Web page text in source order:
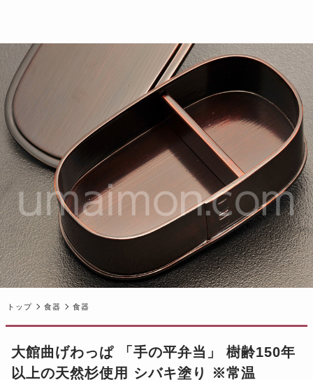
トップ 食器 食器
大館曲げわっぱ 「手の平弁当」 樹齢150年
以上の天然杉使用 シバキ塗り ※常温